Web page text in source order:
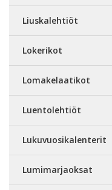
Liuskalehtiöt
Lokerikot
Lomakelaatikot
Luentolehtiöt
Lukuvuosikalenterit
Lumimarjaoksat